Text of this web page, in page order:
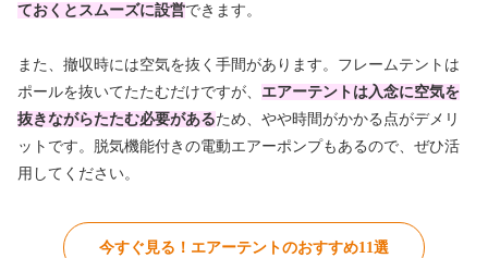
ておくとスムーズに設営できます。
また、撤収時には空気を抜く手間があります。フレームテントは
ポールを抜いてたたむだけですが、 エアーテントは入念に空気を
抜きながらたたむ必要があるため、やや時間がかかる点がデメリ
ットです。脱気機能付きの電動エアーポンプもあるので、ぜひ活
用してください。
今すぐ見る！エアーテントのおすすめ11選